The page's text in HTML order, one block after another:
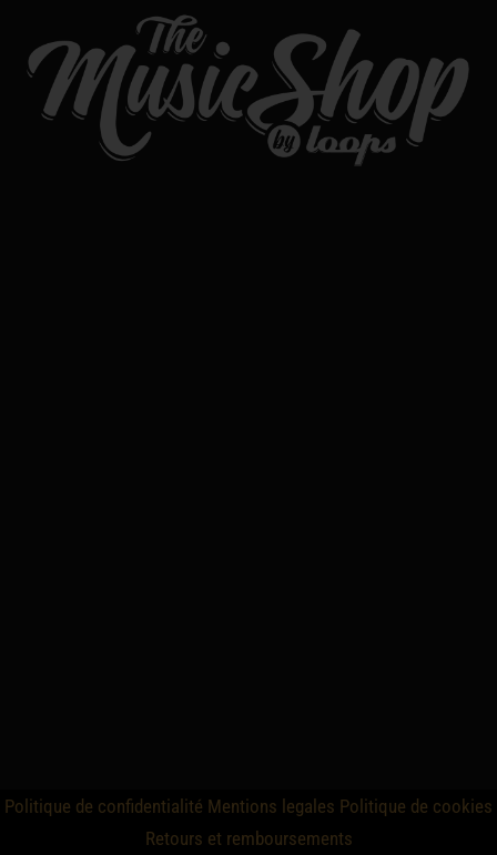
Politique de confidentialité Mentions legales Politique de cookies
Retours et remboursements